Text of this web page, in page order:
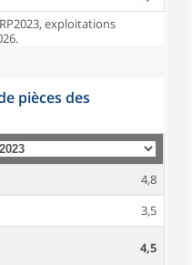
exploitations
pièces des
4,8
3,5
4,5